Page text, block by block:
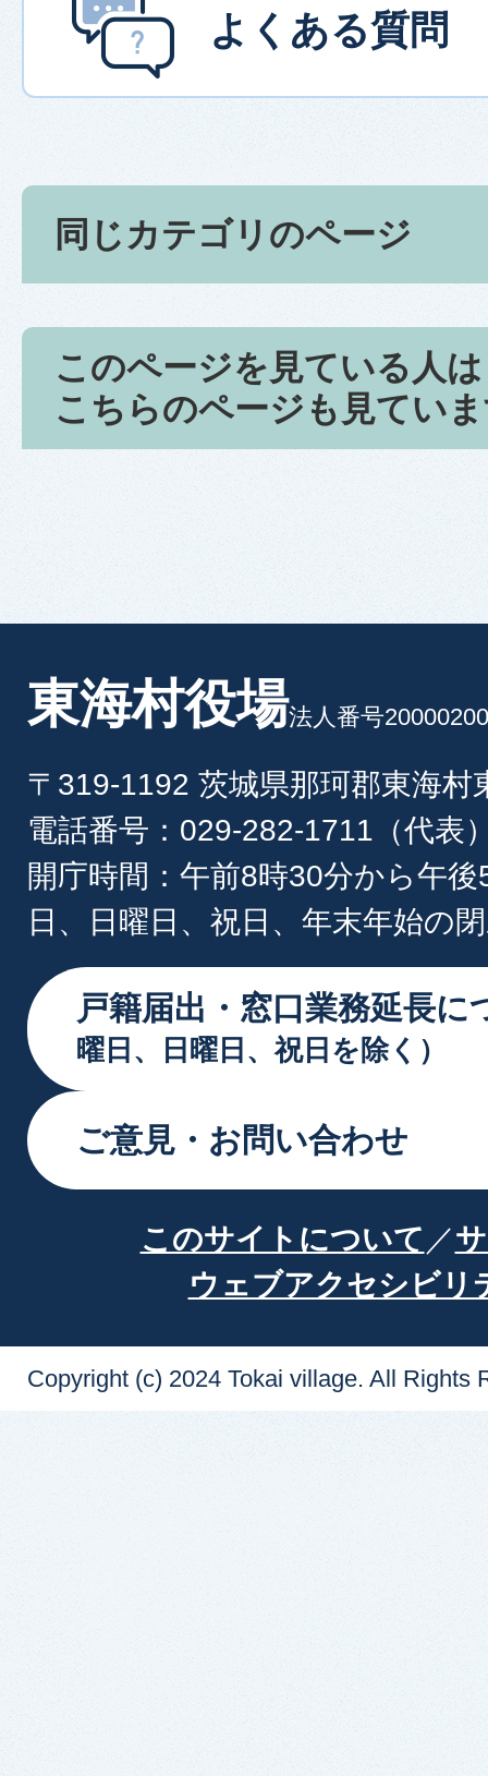
よくある質問
同じカテゴリのページ
このページを見ている人は
こちらのページも見てい
東海村役場法人番号
〒319-1192 茨城県那珂郡東海村
電話番号：029-282-1711（代表
開庁時間：午前8時30分から午
日、日曜日、祝日、年末年始の
戸籍届出・窓口業務延長に
曜日、日曜日、祝日を除く）
ご意見・お問い合わせ
このサイトについて
ウェブアクセシビリ
Copyright (c) 2024 Tokai village. All Rights